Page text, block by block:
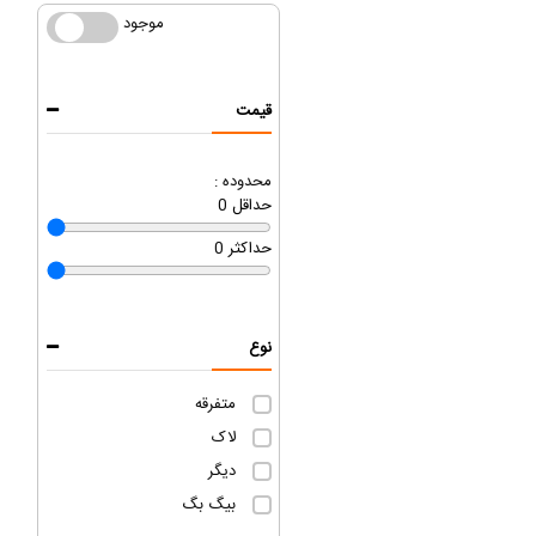
موجود موجود
قیمت
محدوده :
0 حداقل
0 حداکثر
نوع
متفرقه
لاک
دیگر
بیگ بگ